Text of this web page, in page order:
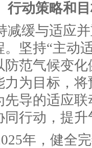
行动策略和
减缓与适应
。坚持“主动
防范气候变
力为目标，
先导的适应
同行动，提
年，健全